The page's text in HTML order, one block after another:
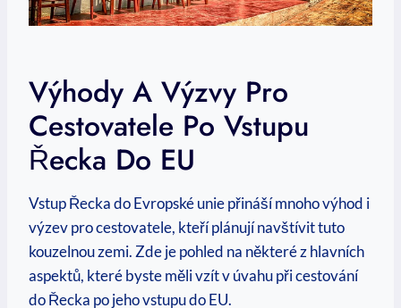
Výhody A Výzvy Pro
Cestovatele Po Vstupu
Řecka Do EU
Vstup Řecka do Evropské unie přináší mnoho výhod i
výzev pro cestovatele, kteří plánují navštívit tuto
kouzelnou zemi. Zde je pohled na některé z hlavních
aspektů, které byste měli vzít v úvahu při cestování
do Řecka po jeho vstupu do EU.